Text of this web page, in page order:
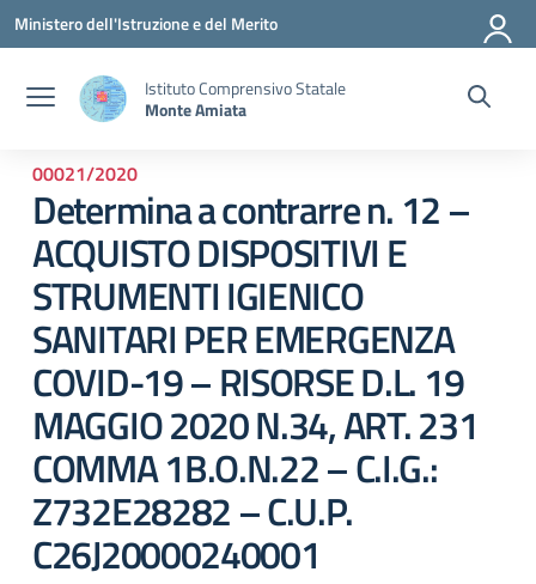
Vai ai contenuti
Vai al menu di navigazione
Vai al footer
Ministero dell'Istruzione e del Merito
Istituto Comprensivo Statale
Monte Amiata
00021/2020
Determina a contrarre n. 12 –
ACQUISTO DISPOSITIVI E
STRUMENTI IGIENICO
SANITARI PER EMERGENZA
COVID-19 – RISORSE D.L. 19
MAGGIO 2020 N.34, ART. 231
COMMA 1B.O.N.22 – C.I.G.:
Z732E28282 – C.U.P.
C26J20000240001